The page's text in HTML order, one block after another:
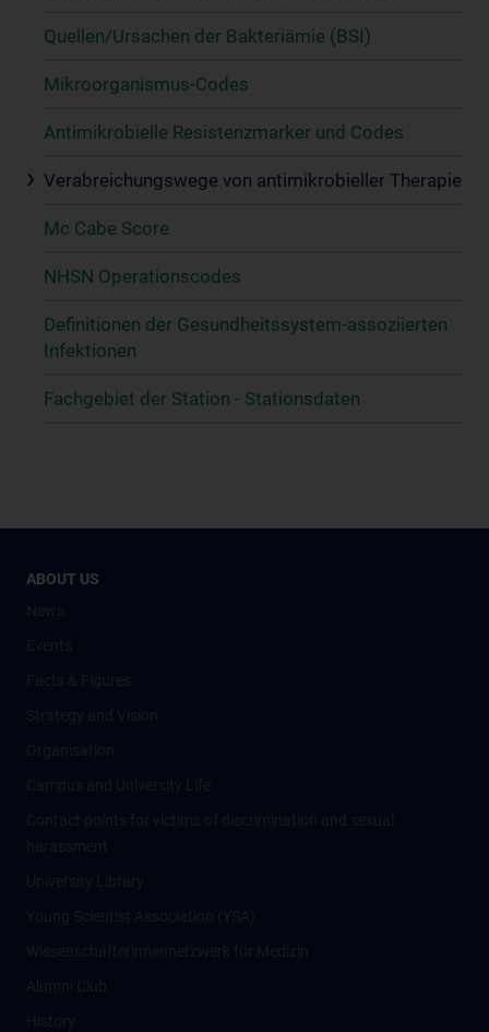
Quellen/Ursachen der Bakteriämie (BSI)
Mikroorganismus-Codes
Antimikrobielle Resistenzmarker und Codes
Verabreichungswege von antimikrobieller Therapie
Mc Cabe Score
NHSN Operationscodes
Definitionen der Gesundheitssystem-assoziierten
Infektionen
Fachgebiet der Station - Stationsdaten
ABOUT US